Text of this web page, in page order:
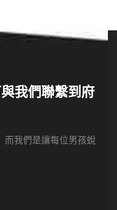
我們聯繫到府
而我們是讓每位男孩蛻